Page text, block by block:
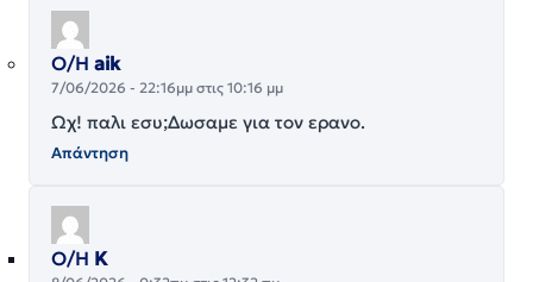
Ο/Η aik
7/06/2026 - 22:16μμ στις 10:16 μμ
Ωχ! παλι εσυ;Δωσαμε για τον ερανο.
Απάντηση
Ο/Η Κ